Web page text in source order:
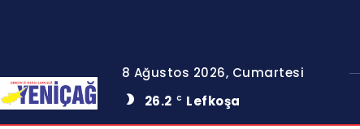
8 Ağustos 2026, Cumartesi
26.2 C Lefkoşa